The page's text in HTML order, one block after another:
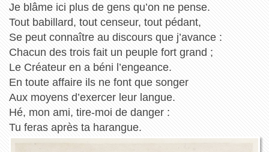
Je blâme ici plus de gens qu’on ne pense.
Tout babillard, tout censeur, tout pédant,
Se peut connaître au discours que j’avance :
Chacun des trois fait un peuple fort grand ;
Le Créateur en a béni l’engeance.
En toute affaire ils ne font que songer
Aux moyens d’exercer leur langue.
Hé, mon ami, tire-moi de danger :
Tu feras après ta harangue.